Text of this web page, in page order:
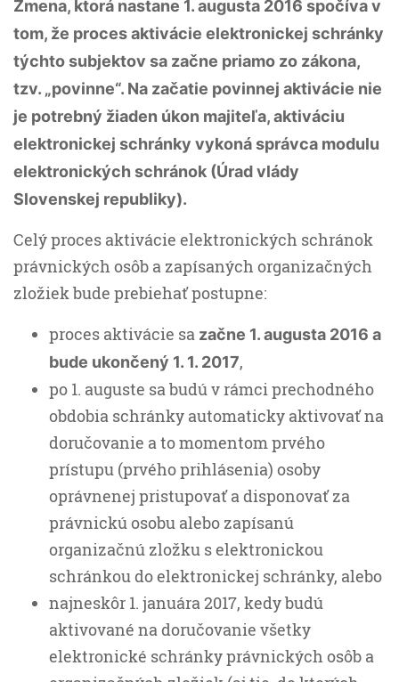
Zmena, ktorá nastane 1. augusta 2016 spočíva v
tom, že proces aktivácie elektronickej schránky
týchto subjektov sa začne priamo zo zákona,
tzv. „povinne“. Na začatie povinnej aktivácie nie
je potrebný žiaden úkon majiteľa, aktiváciu
elektronickej schránky vykoná správca modulu
elektronických schránok (Úrad vlády
Slovenskej republiky).
Celý proces aktivácie elektronických schránok
právnických osôb a zapísaných organizačných
zložiek bude prebiehať postupne:
proces aktivácie sa začne 1. augusta 2016 a
bude ukončený 1. 1. 2017,
po 1. auguste sa budú v rámci prechodného
obdobia schránky automaticky aktivovať na
doručovanie a to momentom prvého
prístupu (prvého prihlásenia) osoby
oprávnenej pristupovať a disponovať za
právnickú osobu alebo zapísanú
organizačnú zložku s elektronickou
schránkou do elektronickej schránky, alebo
najneskôr 1. januára 2017, kedy budú
aktivované na doručovanie všetky
elektronické schránky právnických osôb a